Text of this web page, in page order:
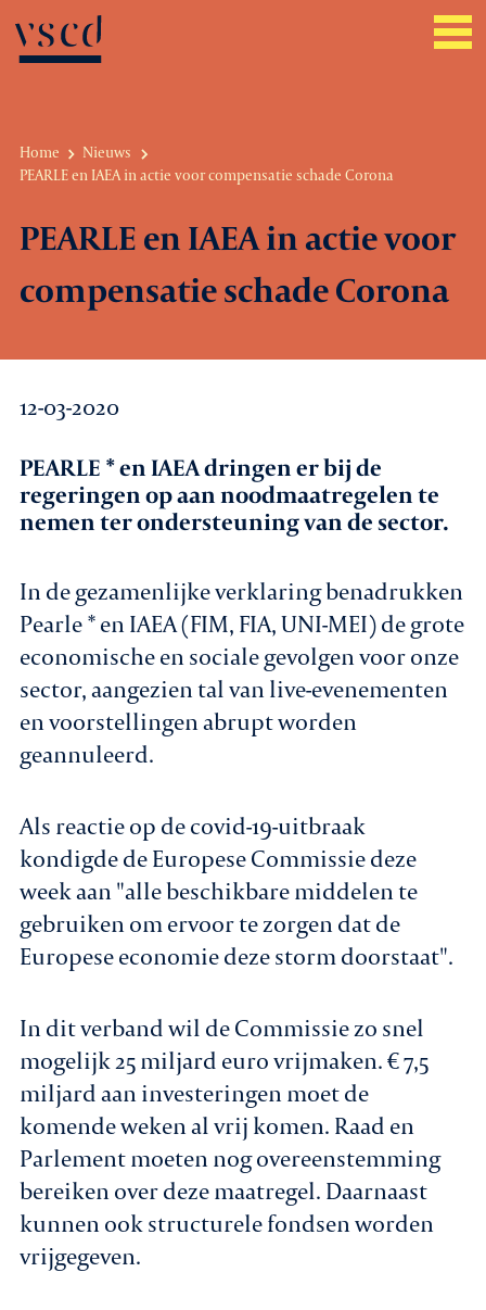
Over VSCD
Belangenbehartiging
Werkgeverszaken
Netwerk & service
Lid worden
Agenda
Leden
Nieuws
In gesprek met leden
Vacatures
Contact
Aanmelden nieuwsbrief
Home
Nieuws
PEARLE en IAEA in actie voor compensatie schade Corona
PEARLE en IAEA in actie voor
compensatie schade Corona
12-03-2020
PEARLE * en IAEA dringen er bij de
regeringen op aan noodmaatregelen te
nemen ter ondersteuning van de sector.
In de gezamenlijke verklaring benadrukken
Pearle * en IAEA (FIM, FIA, UNI-MEI) de grote
economische en sociale gevolgen voor onze
sector, aangezien tal van live-evenementen
en voorstellingen abrupt worden
geannuleerd.
Als reactie op de covid-19-uitbraak
kondigde de Europese Commissie deze
week aan "alle beschikbare middelen te
gebruiken om ervoor te zorgen dat de
Europese economie deze storm doorstaat".
In dit verband wil de Commissie zo snel
mogelijk 25 miljard euro vrijmaken. € 7,5
miljard aan investeringen moet de
komende weken al vrij komen. Raad en
Parlement moeten nog overeenstemming
bereiken over deze maatregel. Daarnaast
kunnen ook structurele fondsen worden
vrijgegeven.